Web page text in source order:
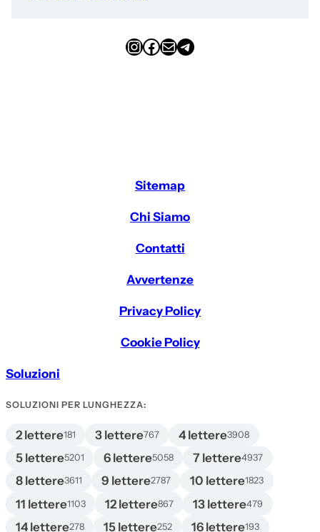
InstagramFacebook Email Telegram
Sitemap
Chi Siamo
Contatti
Avvertenze
Privacy Policy
Cookie Policy
Soluzioni
SOLUZIONI PER LUNGHEZZA:
2 lettere181 3 lettere767 4 lettere3908
5 lettere5201 6 lettere5058 7 lettere4937
8 lettere3611 9 lettere2787 10 lettere1823
11 lettere1103 12 lettere867 13 lettere479
14 lettere278 15 lettere252 16 lettere193